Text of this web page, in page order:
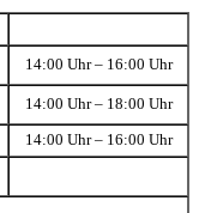
14:00 Uhr – 16:00 Uhr
14:00 Uhr – 18:00 Uhr
14:00 Uhr – 16:00 Uhr